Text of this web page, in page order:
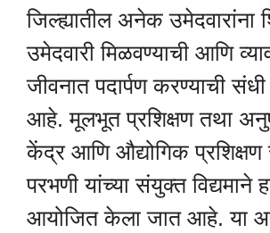
जिल्ह्यातील अनेक उमेदवारांना
उमेदवारी मिळवण्याची आणि
जीवनात पदार्पण करण्याची
आहे. मूलभूत प्रशिक्षण तथा
केंद्र आणि औद्योगिक प्रशिक्षण
परभणी यांच्या संयुक्त विद्यमाने
आयोजित केला जात आहे. या